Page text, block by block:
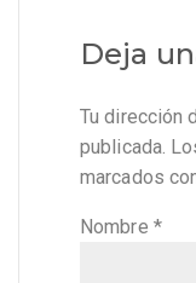
Deja
Tu dirección
publicada.
marcados
Nombre *